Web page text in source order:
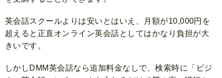
英会話スクールよりは安いとはいえ、月額が10,000円を
超えると正直オンライン英会話としてはかなり負担が大
きいです。
しかしDMM英会話なら追加料金なしで、検索時に「ビジ